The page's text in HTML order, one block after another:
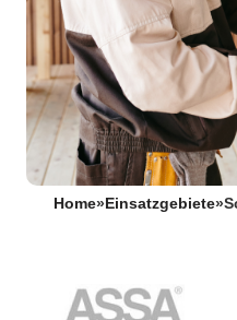
Home» Einsatzgebiete»